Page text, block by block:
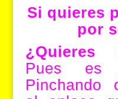
Si quieres
por
¿Quieres
Pues es
Pinchando